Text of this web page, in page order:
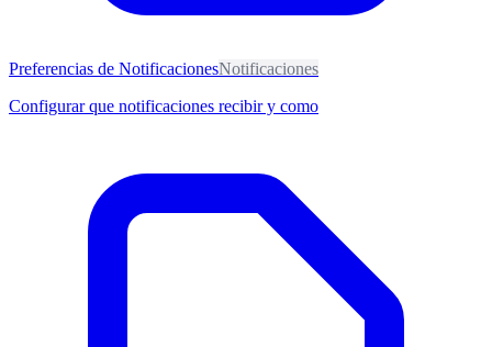
Preferencias de NotificacionesNotificaciones
Configurar que notificaciones recibir y como